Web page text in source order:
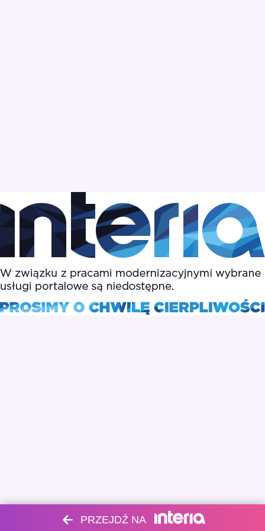
PRZEJDŹ NA